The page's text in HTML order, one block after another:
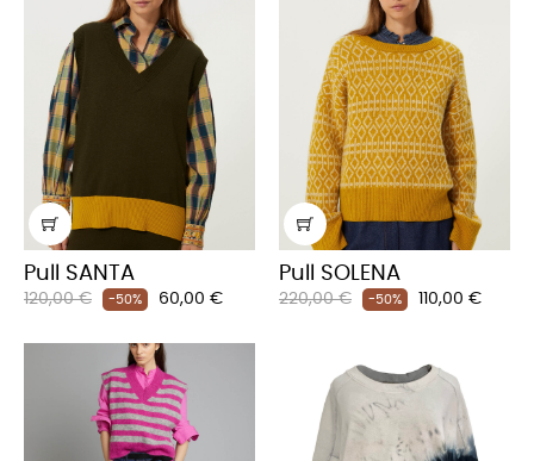
Pull SANTA
Prix
120,00 € -50% Prix
60,00 €
Pull SOLENA
Prix
220,00 € -50% Prix
110,00 €